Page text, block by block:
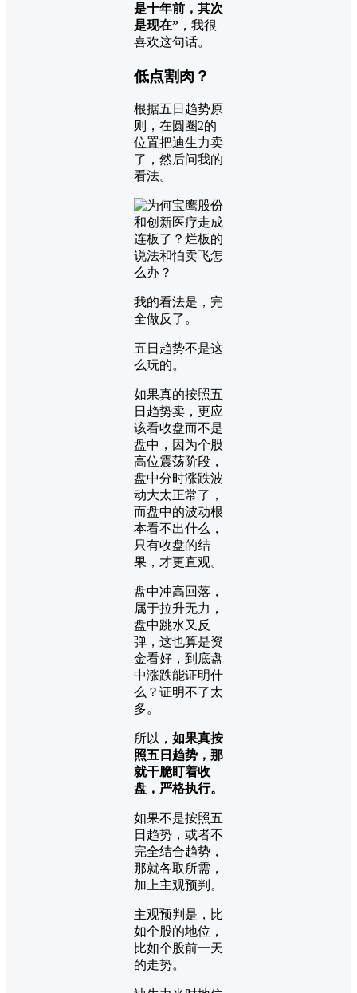
是十年前，其次
是现在” ，我很
喜欢这句话。
低点割肉？
根据五日趋势原
则，在圆圈2的
位置把迪生力卖
了，然后问我的
看法。
我的看法是，完
全做反了。
五日趋势不是这
么玩的。
如果真的按照五
日趋势卖，更应
该看收盘而不是
盘中，因为个股
高位震荡阶段，
盘中分时涨跌波
动大太正常了，
而盘中的波动根
本看不出什么，
只有收盘的结
果，才更直观。
盘中冲高回落，
属于拉升无力，
盘中跳水又反
弹，这也算是资
金看好，到底盘
中涨跌能证明什
么？证明不了太
多。
所以， 如果真按
照五日趋势，那
就干脆盯着收
盘，严格执行。
如果不是按照五
日趋势，或者不
完全结合趋势，
那就各取所需，
加上主观预判。
主观预判是，比
如个股的地位，
比如个股前一天
的走势。